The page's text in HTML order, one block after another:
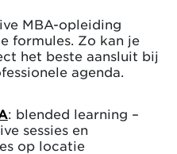
MBA-opleiding
formules. Zo kan je
het beste aansluit bij
agenda.
: blended learning –
sessies en
op locatie